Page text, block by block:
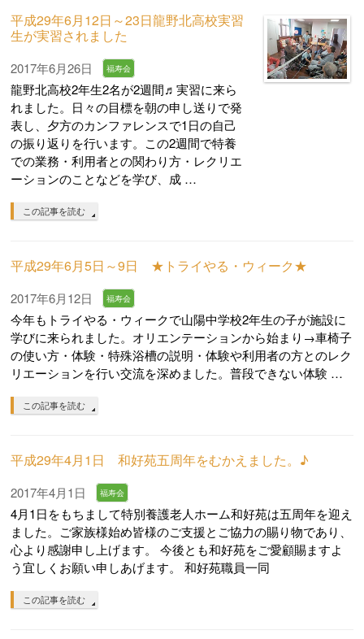
平成29年6月12日～23日龍野北高校実習
生が実習されました
2017年6月26日 福寿会
龍野北高校2年生2名が2週間♬実習に来ら
れました。日々の目標を朝の申し送りで発
表し、夕方のカンファレンスで1日の自己
の振り返りを行います。この2週間で特養
での業務・利用者との関わり方・レクリエ
ーションのことなどを学び、成 …
この記事を読む
平成29年6月5日～9日 ★トライやる・ウィーク★
2017年6月12日 福寿会
今年もトライやる・ウィークで山陽中学校2年生の子が施設に
学びに来られました。オリエンテーションから始まり→車椅子
の使い方・体験・特殊浴槽の説明・体験や利用者の方とのレク
リエーションを行い交流を深めました。普段できない体験 …
この記事を読む
平成29年4月1日 和好苑五周年をむかえました。♪
2017年4月1日 福寿会
4月1日をもちまして特別養護老人ホーム和好苑は五周年を迎え
ました。ご家族様始め皆様のご支援とご協力の賜り物であり、
心より感謝申し上げます。 今後とも和好苑をご愛顧賜ますよ
う宜しくお願い申しあげます。 和好苑職員一同
この記事を読む